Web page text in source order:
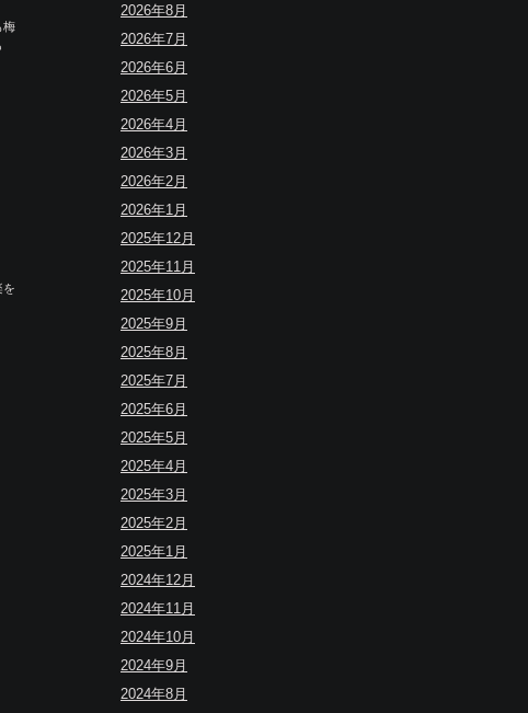
梅
を
2026年8月
2026年7月
2026年6月
2026年5月
2026年4月
2026年3月
2026年2月
2026年1月
2025年12月
2025年11月
2025年10月
2025年9月
2025年8月
2025年7月
2025年6月
2025年5月
2025年4月
2025年3月
2025年2月
2025年1月
2024年12月
2024年11月
2024年10月
2024年9月
2024年8月